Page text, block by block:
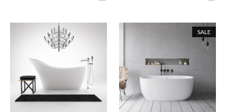
SALE